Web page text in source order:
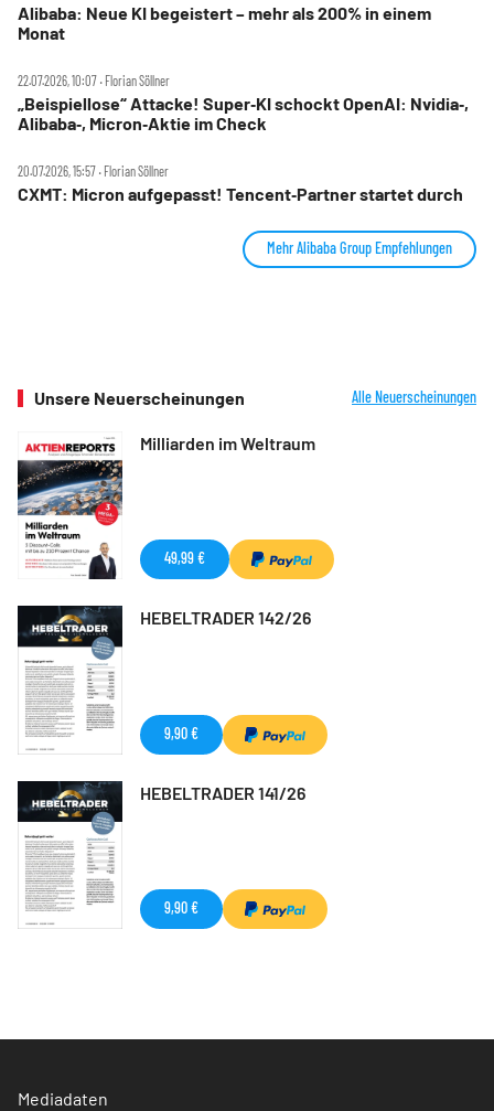
Alibaba: Neue KI begeistert – mehr als 200% in einem
Monat
22.07.2026, 10:07 ‧ Florian Söllner
„Beispiellose“ Attacke! Super‑KI schockt OpenAI: Nvidia‑,
Alibaba‑, Micron‑Aktie im Check
20.07.2026, 15:57 ‧ Florian Söllner
CXMT: Micron aufgepasst! Tencent‑Partner startet durch
Mehr Alibaba Group Empfehlungen
Unsere Neuerscheinungen Alle Neuerscheinungen
Milliarden im Weltraum
49,99 €
HEBELTRADER 142/26
9,90 €
HEBELTRADER 141/26
9,90 €
Mediadaten